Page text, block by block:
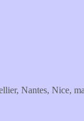
Nantes, Nice,